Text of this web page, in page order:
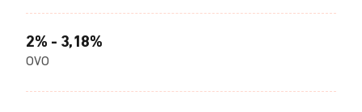
2% - 3,18%
OVO